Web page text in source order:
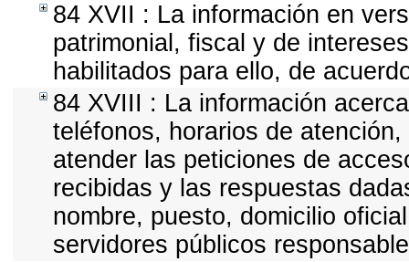
84 XVII : La información en
patrimonial, fiscal y de
habilitados para ello, de
84 XVIII : La información
teléfonos, horarios de
atender las peticiones de
recibidas y las respuestas
nombre, puesto, domicilio
servidores públicos